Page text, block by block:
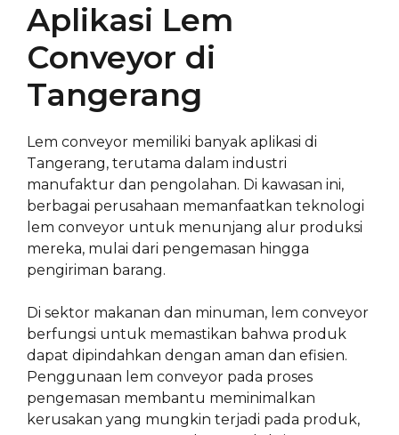
Aplikasi Lem
Conveyor di
Tangerang
Lem conveyor memiliki banyak aplikasi di
Tangerang, terutama dalam industri
manufaktur dan pengolahan. Di kawasan ini,
berbagai perusahaan memanfaatkan teknologi
lem conveyor untuk menunjang alur produksi
mereka, mulai dari pengemasan hingga
pengiriman barang.
Di sektor makanan dan minuman, lem conveyor
berfungsi untuk memastikan bahwa produk
dapat dipindahkan dengan aman dan efisien.
Penggunaan lem conveyor pada proses
pengemasan membantu meminimalkan
kerusakan yang mungkin terjadi pada produk,